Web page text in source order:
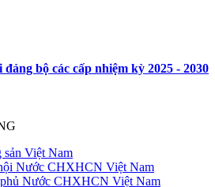
bộ các cấp nhiệm kỳ 2025 - 2030
Việt Nam
Nước CHXHCN Việt Nam
Nước CHXHCN Việt Nam